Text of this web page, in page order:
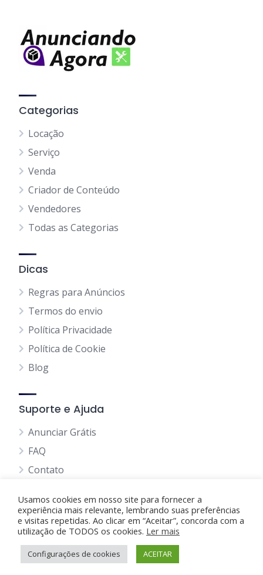
Categorias
Locação
Serviço
Venda
Criador de Conteúdo
Vendedores
Todas as Categorias
Dicas
Regras para Anúncios
Termos do envio
Política Privacidade
Política de Cookie
Blog
Suporte e Ajuda
Anunciar Grátis
FAQ
Contato
Anunciando Agora
Página Inicial
Minha Conta
Usamos cookies em nosso site para fornecer a
experiência mais relevante, lembrando suas preferências
e visitas repetidas. Ao clicar em “Aceitar”, concorda com a
utilização de TODOS os cookies. Ler mais
Configurações de cookies ACEITAR